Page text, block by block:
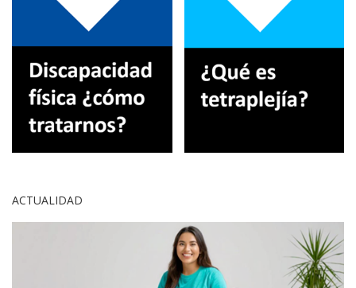
ACTUALIDAD